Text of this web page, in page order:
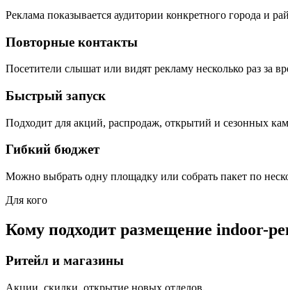
Реклама показывается аудитории конкретного города и
Повторные контакты
Посетители слышат или видят рекламу несколько раз за
Быстрый запуск
Подходит для акций, распродаж, открытий и сезонных
Гибкий бюджет
Можно выбрать одну площадку или собрать пакет по
Для кого
Кому подходит размещение indoor-
Ритейл и магазины
Акции, скидки, открытие новых отделов.